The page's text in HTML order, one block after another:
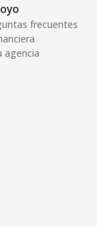
frecuentes
agencia